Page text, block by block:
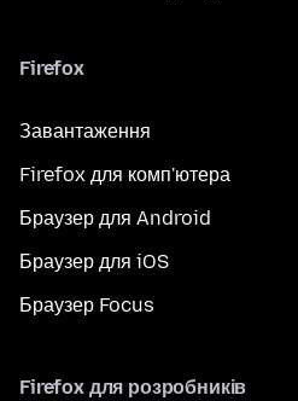
Firefox
Завантаження
Firefox для комп'ютера
Браузер для Android
Браузер для iOS
Браузер Focus
Firefox для розробників